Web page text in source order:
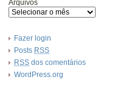
Arquivos
Fazer login
Posts RSS
RSS dos comentários
WordPress.org